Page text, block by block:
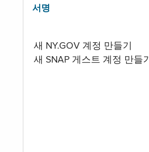
서명
새 NY.GOV 계정 만들기
새 SNAP 게스트 계정 만들기